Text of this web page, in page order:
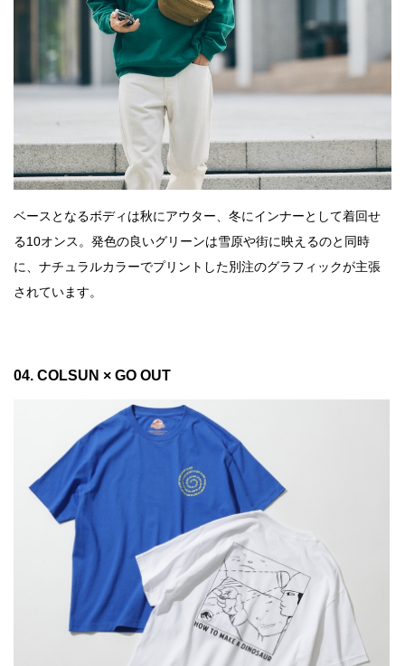
ベースとなるボディは秋にアウター、冬にインナーとして着回せ
る10オンス。発色の良いグリーンは雪原や街に映えるのと同時
に、ナチュラルカラーでプリントした別注のグラフィックが主張
されています。
04. COLSUN × GO OUT